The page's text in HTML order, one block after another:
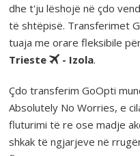
dhe t'ju lëshojë në çdo
të shtëpisë. Transferimet
tuaja me orare fleksibile
Trieste
- Izola.
Çdo transferim GoOpti
Absolutely No Worries, e
fluturimi të re ose madje
shkak të ngjarjeve në